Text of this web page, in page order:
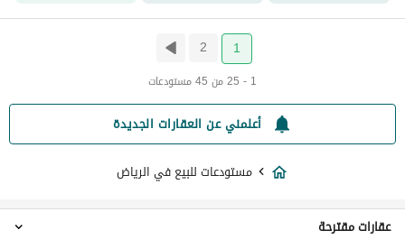
1
2
1 - 25 من 45 مستودعات
أعلمني عن العقارات الجديدة
مستودعات للبيع في الرياض
عقارات مقترحة